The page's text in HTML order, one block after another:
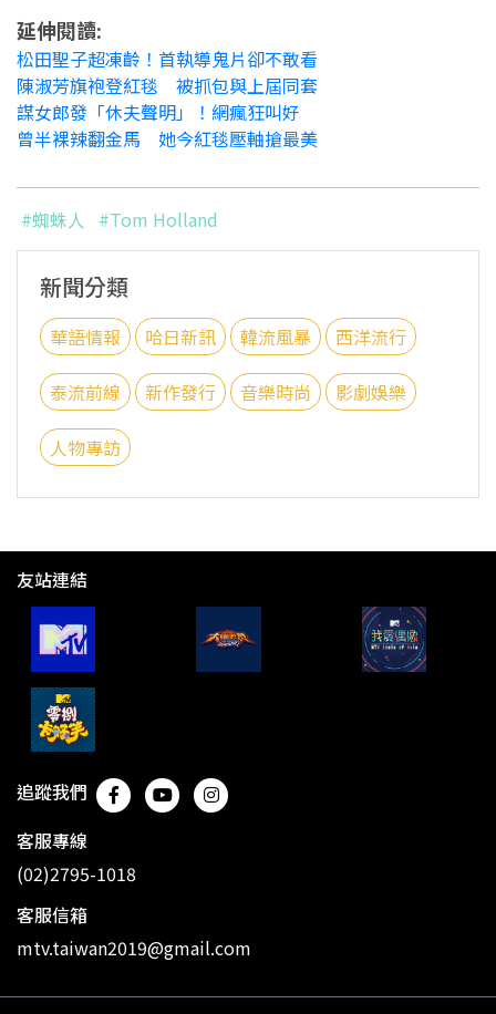
延伸閱讀:
松田聖子超凍齡！首執導鬼片卻不敢看
陳淑芳旗袍登紅毯 被抓包與上屆同套
謀女郎發「休夫聲明」！網瘋狂叫好
曾半裸辣翻金馬 她今紅毯壓軸搶最美
#蜘蛛人 #Tom Holland
新聞分類
華語情報 哈日新訊 韓流風暴 西洋流行
泰流前線 新作發行 音樂時尚 影劇娛樂
人物專訪
友站連結
追蹤我們
客服專線
(02)2795-1018
客服信箱
mtv.taiwan2019@gmail.com